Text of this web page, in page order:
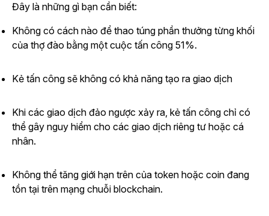
Đây là những gì bạn cần biết:
Không có cách nào để thao túng phần thưởng từng khối
của thợ đào bằng một cuộc tấn công 51%.
Kẻ tấn công sẽ không có khả năng tạo ra giao dịch
Khi các giao dịch đảo ngược xảy ra, kẻ tấn công chỉ có
thể gây nguy hiểm cho các giao dịch riêng tư hoặc cá
nhân.
Không thể tăng giới hạn trên của token hoặc coin đang
tồn tại trên mạng chuỗi blockchain.